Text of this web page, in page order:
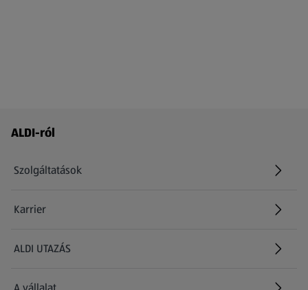
Láblécmenü - további linkek
ALDI-ról
Szolgáltatások
Karrier
(új oldalon nyílik meg)
ALDI UTAZÁS
(új oldalon nyílik meg)